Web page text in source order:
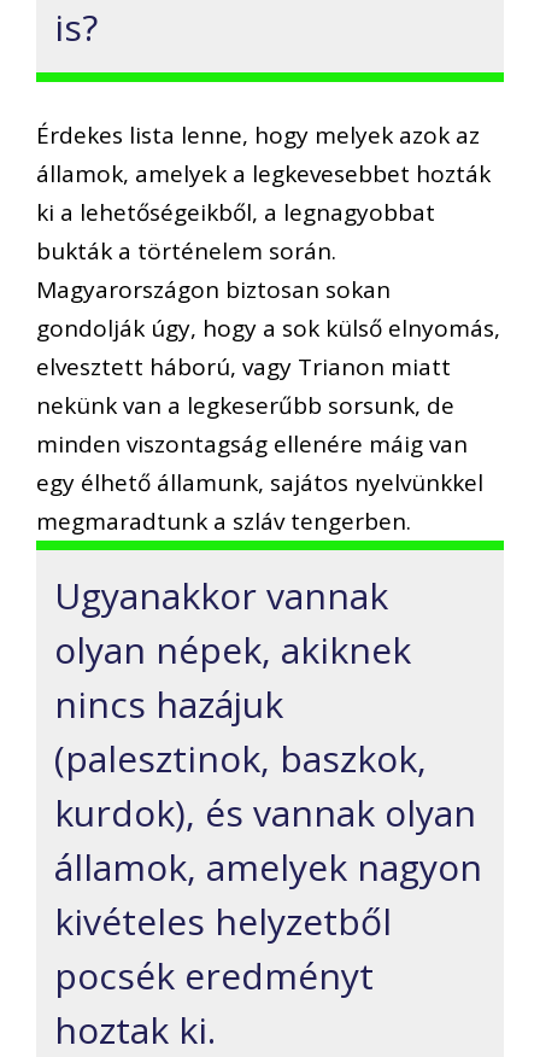
is?
Érdekes lista lenne, hogy melyek azok az
államok, amelyek a legkevesebbet hozták
ki a lehetőségeikből, a legnagyobbat
bukták a történelem során.
Magyarországon biztosan sokan
gondolják úgy, hogy a sok külső elnyomás,
elvesztett háború, vagy Trianon miatt
nekünk van a legkeserűbb sorsunk, de
minden viszontagság ellenére máig van
egy élhető államunk, sajátos nyelvünkkel
megmaradtunk a szláv tengerben.
Ugyanakkor vannak
olyan népek, akiknek
nincs hazájuk
(palesztinok, baszkok,
kurdok), és vannak olyan
államok, amelyek nagyon
kivételes helyzetből
pocsék eredményt
hoztak ki.